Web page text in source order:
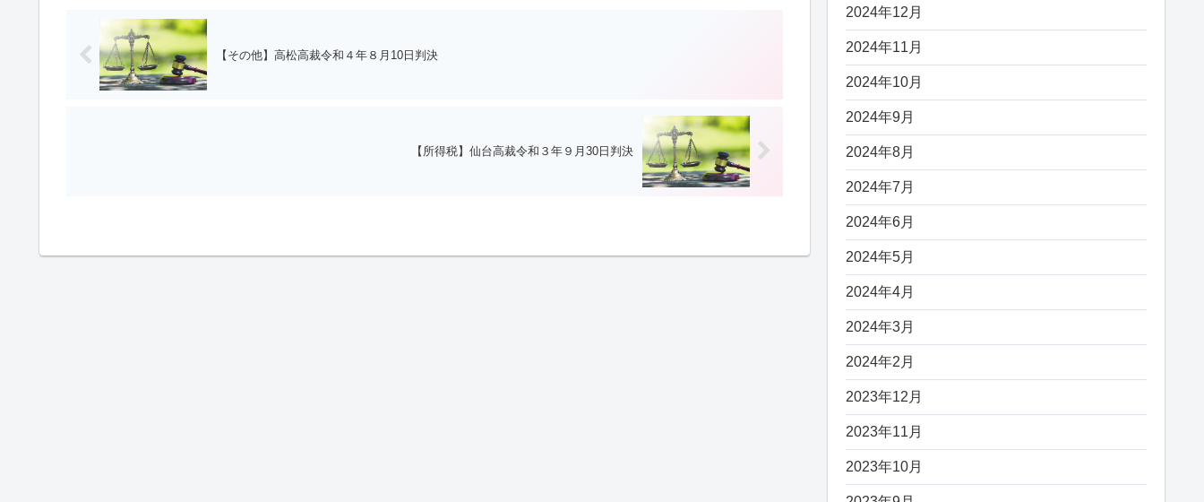
【その他】高松高裁令和４年８月10日判決
【所得税】仙台高裁令和３年９月30日判決
2024年12月
2024年11月
2024年10月
2024年9月
2024年8月
2024年7月
2024年6月
2024年5月
2024年4月
2024年3月
2024年2月
2023年12月
2023年11月
2023年10月